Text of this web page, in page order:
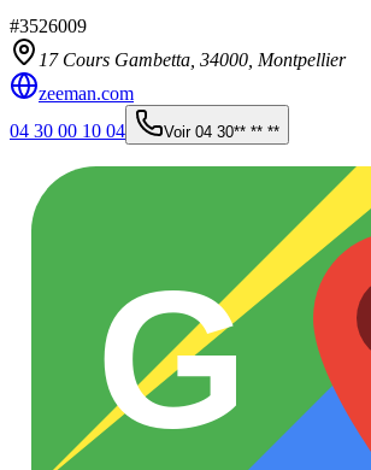
#3526009
17 Cours Gambetta, 34000 Montpellier
zeeman.com
04 30 00 10 04
Voir 04 30** ** **
G